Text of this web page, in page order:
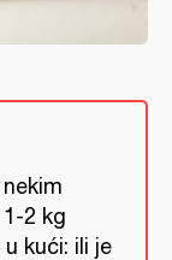
2 kg
kući: ili je